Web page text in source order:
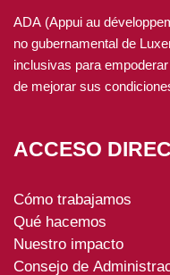
ADA (Appui au
no gubernamental de
inclusivas para
de mejorar sus
ACCESO
ADA-
footer
Cómo trabajamos
Qué hacemos
Nuestro impacto
Consejo de